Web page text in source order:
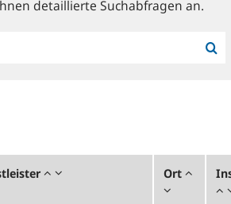
detaillierte Suchabfragen an.
Ort